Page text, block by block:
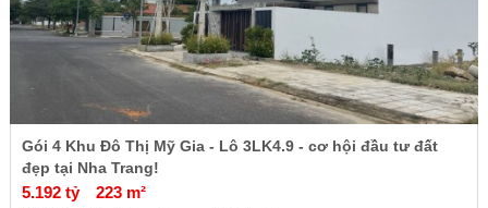
Gói 4 Khu Đô Thị Mỹ Gia - Lô 3LK4.9 - cơ hội đầu tư đất
đẹp tại Nha Trang!
5.192 tỷ 223 m²